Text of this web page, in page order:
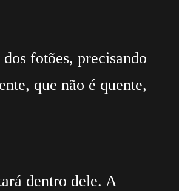
fotões, precisando
que não é quente,
dentro dele. A